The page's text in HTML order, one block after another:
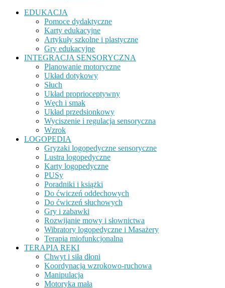
EDUKACJA
Pomoce dydaktyczne
Karty edukacyjne
Artykuły szkolne i plastyczne
Gry edukacyjne
INTEGRACJA SENSORYCZNA
Planowanie motoryczne
Układ dotykowy
Słuch
Układ proprioceptywny
Węch i smak
Układ przedsionkowy
Wyciszenie i regulacja sensoryczna
Wzrok
LOGOPEDIA
Gryzaki logopedyczne sensoryczne
Lustra logopedyczne
Karty logopedyczne
PUSy
Poradniki i książki
Do ćwiczeń oddechowych
Do ćwiczeń słuchowych
Gry i zabawki
Rozwijanie mowy i słownictwa
Wibratory logopedyczne i Masażery
Terapia miofunkcjonalna
TERAPIA RĘKI
Chwyt i siła dłoni
Koordynacja wzrokowo-ruchowa
Manipulacja
Motoryka mała